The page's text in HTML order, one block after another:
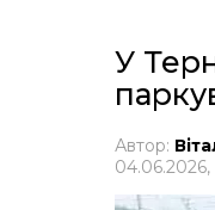
У
Автор: